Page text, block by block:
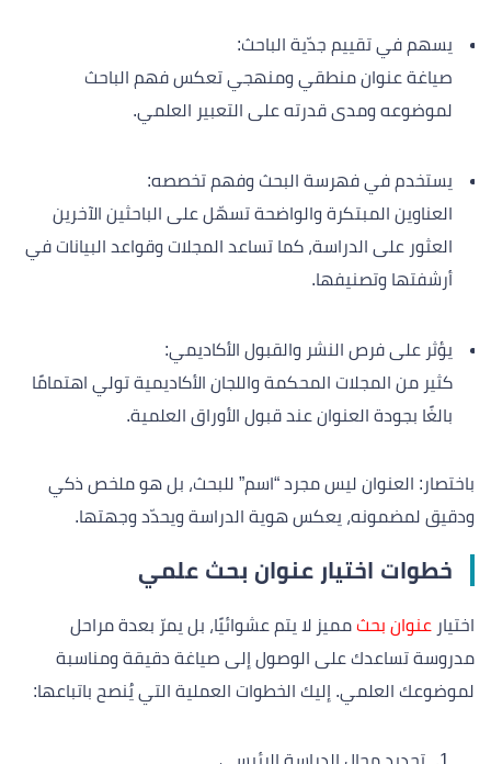
يسهم في تقييم جدّية الباحث:
صياغة عنوان منطقي ومنهجي تعكس فهم الباحث
لموضوعه ومدى قدرته على التعبير العلمي.
يستخدم في فهرسة البحث وفهم تخصصه:
العناوين المبتكرة والواضحة تسهّل على الباحثين الآخرين
العثور على الدراسة، كما تساعد المجلات وقواعد البيانات في
أرشفتها وتصنيفها.
يؤثر على فرص النشر والقبول الأكاديمي:
كثير من المجلات المحكمة واللجان الأكاديمية تولي اهتمامًا
بالغًا بجودة العنوان عند قبول الأوراق العلمية.
باختصار: العنوان ليس مجرد “اسم” للبحث، بل هو ملخص ذكي
ودقيق لمضمونه، يعكس هوية الدراسة ويحدّد وجهتها.
خطوات اختيار عنوان بحث علمي
اختيار عنوان بحث مميز لا يتم عشوائيًا، بل يمرّ بعدة مراحل
مدروسة تساعدك على الوصول إلى صياغة دقيقة ومناسبة
لموضوعك العلمي. إليك الخطوات العملية التي يُنصح باتباعها:
تحديد مجال الدراسة الرئيسي